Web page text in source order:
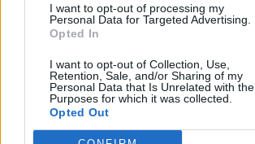
I want to opt-out of processing my
Personal Data for Targeted Advertising.
Opted In
I want to opt-out of Collection, Use,
Retention, Sale, and/or Sharing of my
Personal Data that Is Unrelated with the
Purposes for which it was collected.
Opted Out
HOLLYWOOD
Τζένιφερ Άνιστον: Το μεγάλο fitness
λάθος και η προπόνηση που κάνει
και έχει αλλάξει το σώμα της